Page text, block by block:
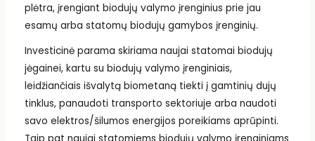
plėtra, įrengiant biodujų valymo įrenginius prie jau
esamų arba statomų biodujų gamybos įrenginių.
Investicinė parama skiriama naujai statomai biodujų
jėgainei, kartu su biodujų valymo įrenginiais,
leidžiančiais išvalytą biometaną tiekti į gamtinių dujų
tinklus, panaudoti transporto sektoriuje arba naudoti
savo elektros/šilumos energijos poreikiams aprūpinti.